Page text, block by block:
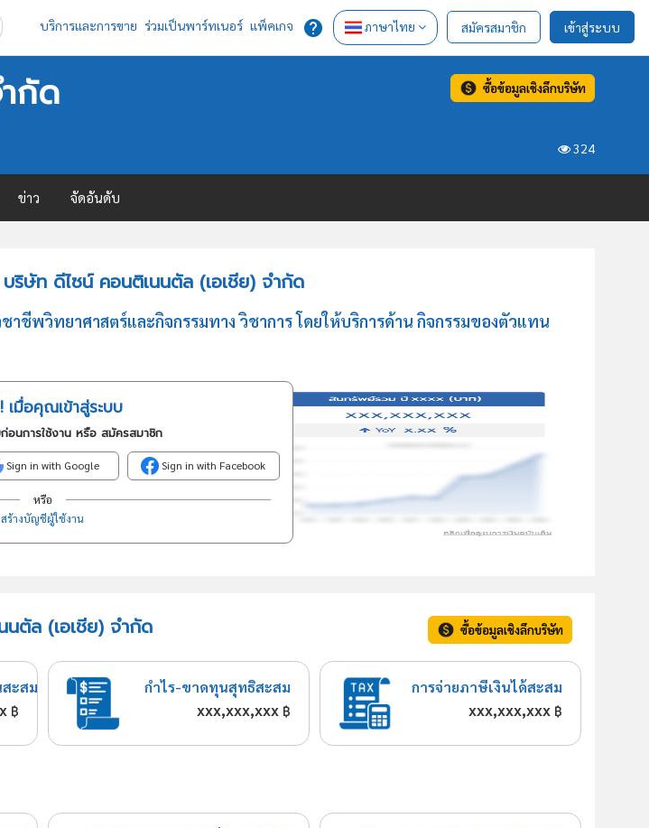
บริการและการขาย ร่วมเป็นพาร์ทเนอร์ แพ็คเกจ ภาษาไทย สมัครสมาชิก เข้าสู่ระบบ
กัด ซื้อข้อมูลเชิงลึกบริษัท
324
ข่าว จัดอันดับ
ริษัท ดีไซน์ คอนติเนนตัล (เอเชีย) จำกัด
ชีพวิทยาศาสตร์และกิจกรรมทาง วิชาการ โดยให้บริการด้าน กิจกรรมของตัวแทน
เมื่อคุณเข้าสู่ระบบ
อนการใช้งาน หรือ สมัครสมาชิก
Sign in with Google Sign in with Facebook
หรือ
สร้างบัญชีผู้ใช้งาน
ตัล (เอเชีย) จำกัด ซื้อข้อมูลเชิงลึกบริษัท
ะสม
฿
กำไร-ขาดทุนสุทธิสะสม
xxx,xxx,xxx ฿
การจ่ายภาษีเงินได้สะสม
xxx,xxx,xxx ฿